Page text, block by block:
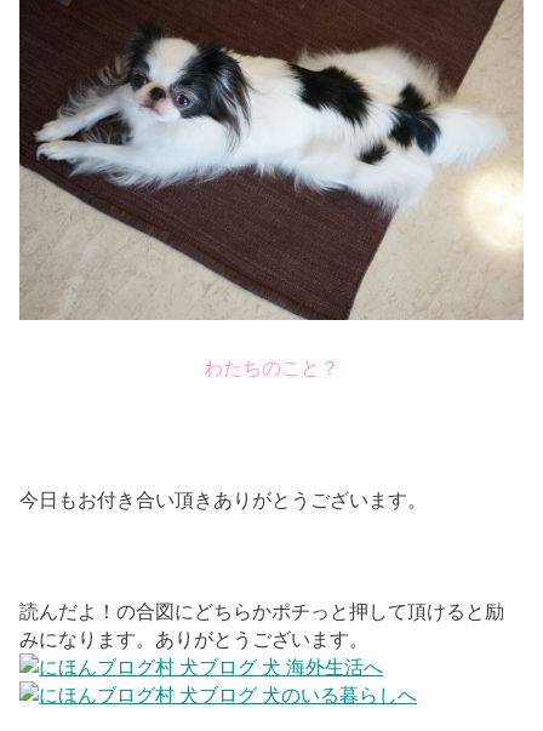
わたちのこと？
今日もお付き合い頂きありがとうございます。
読んだよ！の合図にどちらかポチっと押して頂けると励
みになります。ありがとうございます。